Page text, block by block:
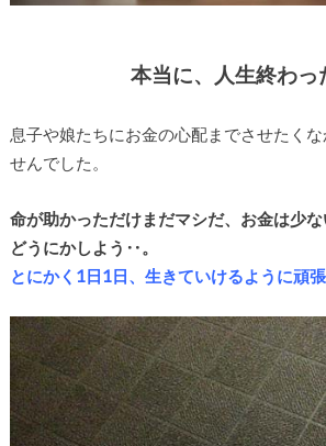
本当に、人生終わ
息子や娘たちにお金の心配までさせたく
せんでした。
命が助かっただけまだマシだ、お金は少
どうにかしよう‥。
とにかく1日1日、生きていけるように頑張